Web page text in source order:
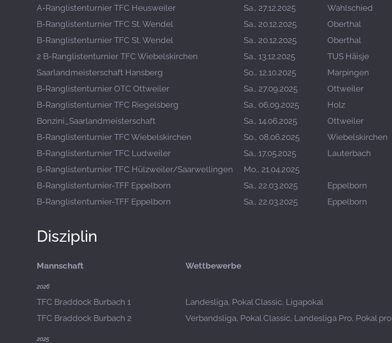
A-Ranglistenturnier TFC Heusweiler Sa., 27.12.2025 Wahlschied
B-Ranglistenturnier TFC St. Wendel
Sa., 20.12.2025 Oberthal
B-Ranglistenturnier TFC St. Wendel
Sa., 20.12.2025 Oberthal
2 B-Ranglistenturnier TFC Wiebelskirchen
Sa., 13.12.2025 TUS Häisje
Saarlandmeisterschaft Hansberg
So., 12.10.2025 Marpingen
B-Ranglistenturnier OTC Ottweiler
Sa., 27.09.2025 Ottweiler
B-Ranglistenturnier TFC Riegelsberg
Sa., 06.09.2025 Holz
Bonzini_Saarlandmeisterschaft
Sa., 14.06.2025 Ottweiler
B-Ranglistenturnier TFC Wiebelskirchen
So., 08.06.2025 Wiebelskirchen
B-Ranglistenturnier TFC Ludweiler
Sa., 17.05.2025 Lauterbach
B-Ranglistenturnier TFC Hülzweiler/Saarwellingen
Mo., 21.04.2025
B-Ranglistenturnier-TFF Eppelborn
Sa., 22.03.2025 Eppelborn
B-Ranglistenturnier-TFF Eppelborn
Sa., 22.03.2025 Eppelborn
Disziplin
Mannschaft Wettbewerbe
2026
TFC Braddock Burbach 1
Landesliga, Pokal Classic, Ligapokal
TFC Braddock Burbach 2
Verbandsliga, Pokal Classic, Landesliga Pro, Pokal pro
2025